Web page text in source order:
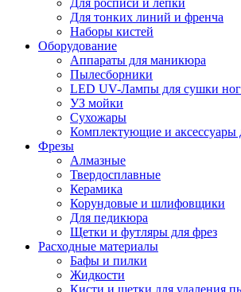
Для росписи и лепки
Для тонких линий и френча
Наборы кистей
Оборудование
Аппараты для маникюра
Пылесборники
LED UV-Лампы для сушки
УЗ мойки
Сухожары
Комплектующие и аксессуары
Фрезы
Алмазные
Твердосплавные
Керамика
Корундовые и шлифовщики
Для педикюра
Щетки и футляры для фрез
Расходные материалы
Бафы и пилки
Жидкости